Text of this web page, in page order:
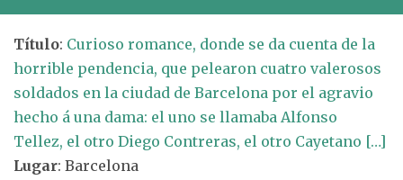
Título: Curioso romance, donde se da cuenta de la
horrible pendencia, que pelearon cuatro valerosos
soldados en la ciudad de Barcelona por el agravio
hecho á una dama: el uno se llamaba Alfonso
Tellez, el otro Diego Contreras, el otro Cayetano […]
Lugar: Barcelona